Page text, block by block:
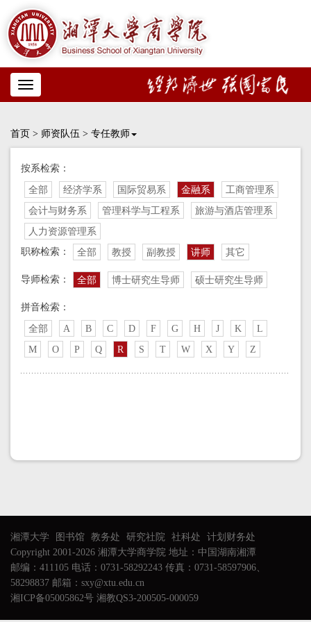
Toggle
navigation
首页 > 师资队伍 > 专任教师
按系检索：
全部 经济学系 国际贸易系 金融系
工商管理系
会计与财务系
管理科学与工程系
旅游与酒店管理系
人力资源管理系
职称检索：
全部 教授 副教授 讲师 其它
导师检索： 全部 博士研究生导师 硕士研究生导师
拼音检索：
全部 A B C D F G H J K
L
M
O P Q R S T W X Y Z
湘潭大学 图书馆 教务处 研究社院 社科处
计划财务处
Copyright 2001-2026 湘潭大学商学院 地址：中国湖南湘潭
邮编：411105 电话：0731-58292243 传真：0731-58597906、
58298837 邮箱：sxy@xtu.edu.cn
湘ICP备05005862号 湘教QS3-200505-000059